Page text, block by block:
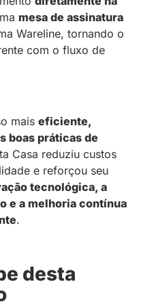
mesa de assinatura
Wareline, tornando o
com o fluxo de
mais eficiente,
boas práticas de
Casa reduziu custos
e reforçou seu
tecnológica, a
e a melhoria contínua
.
desta